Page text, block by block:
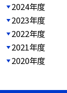
2024年度
2023年度
2022年度
2021年度
2020年度